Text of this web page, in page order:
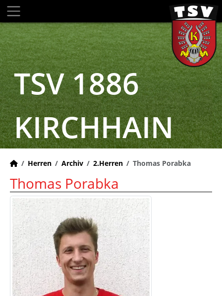
TSV 1886
KIRCHHAIN
Herren Archiv 2.Herren Thomas Porabka
Thomas Porabka